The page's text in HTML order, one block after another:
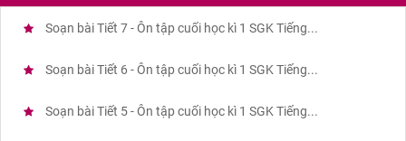
Soạn bài Tiết 7 - Ôn tập cuối học kì 1 SGK Tiếng...
Soạn bài Tiết 6 - Ôn tập cuối học kì 1 SGK Tiếng...
Soạn bài Tiết 5 - Ôn tập cuối học kì 1 SGK Tiếng...